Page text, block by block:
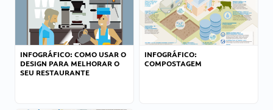
INFOGRÁFICO: COMO USAR O
DESIGN PARA MELHORAR O
SEU RESTAURANTE
INFOGRÁFICO:
COMPOSTAGEM